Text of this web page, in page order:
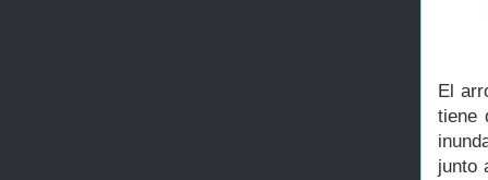
El
tiene
junto